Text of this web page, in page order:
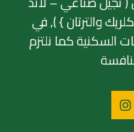
والترتان } ), في
السكنية كما نلتزم